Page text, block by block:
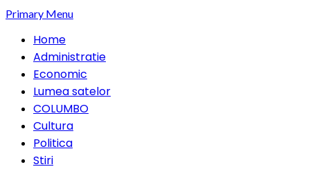
Primary Menu
Home
Administratie
Economic
Lumea satelor
COLUMBO
Cultura
Politica
Stiri